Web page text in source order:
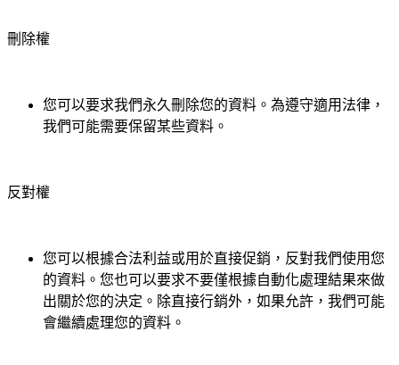
刪除權
您可以要求我們永久刪除您的資料。為遵守適用法律，
我們可能需要保留某些資料。
反對權
您可以根據合法利益或用於直接促銷，反對我們使用您
的資料。您也可以要求不要僅根據自動化處理結果來做
出關於您的決定。除直接行銷外，如果允許，我們可能
會繼續處理您的資料。